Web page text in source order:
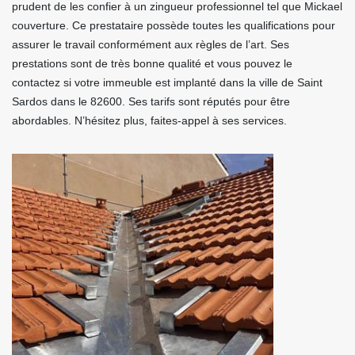
prudent de les confier à un zingueur professionnel tel que Mickael
couverture. Ce prestataire possède toutes les qualifications pour
assurer le travail conformément aux règles de l’art. Ses
prestations sont de très bonne qualité et vous pouvez le
contactez si votre immeuble est implanté dans la ville de Saint
Sardos dans le 82600. Ses tarifs sont réputés pour être
abordables. N’hésitez plus, faites-appel à ses services.